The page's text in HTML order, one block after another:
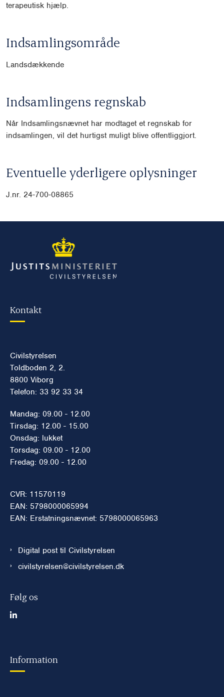
terapeutisk hjælp.
Indsamlingsområde
Landsdækkende
Indsamlingens regnskab
Når Indsamlingsnævnet har modtaget et regnskab for
indsamlingen, vil det hurtigst muligt blive offentliggjort.
Eventuelle yderligere oplysninger
J.nr. 24-700-08865
Kontakt
Civilstyrelsen
Toldboden 2, 2.
8800 Viborg
Telefon: 33 92 33 34
Mandag: 09.00 - 12.00
Tirsdag: 12.00 - 15.00
Onsdag: lukket
Torsdag: 09.00 - 12.00
Fredag: 09.00 - 12.00
CVR: 11570119
EAN: 5798000065994
EAN: Erstatningsnævnet: 5798000065963
Digital post til Civilstyrelsen
civilstyrelsen@civilstyrelsen.dk
Følg os
Information